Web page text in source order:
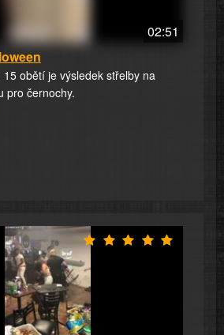
02:51
15 obětí je výsledek střelby na
pro černochy.